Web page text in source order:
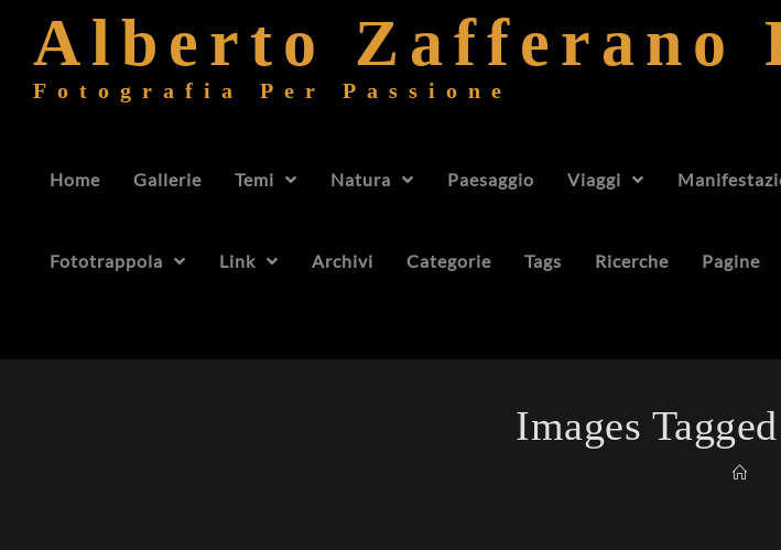
Alberto Zafferano
Fotografia Per Passione
Home Gallerie Temi Natura Paesaggio Viaggi
Fototrappola Link Archivi Categorie Tags Ricerche Pagine
Images